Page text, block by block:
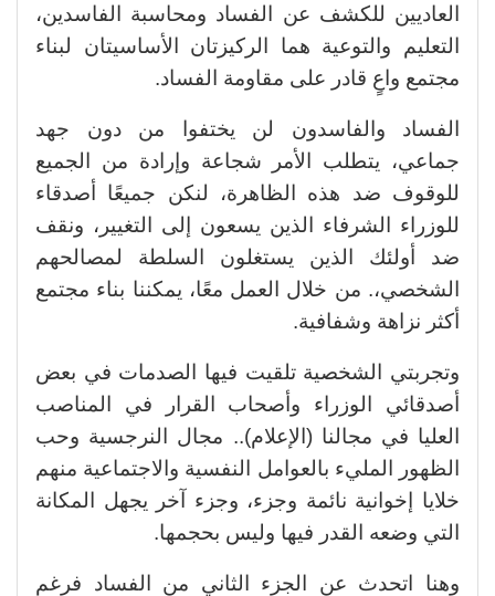
العاديين للكشف عن الفساد ومحاسبة الفاسدين،
التعليم والتوعية هما الركيزتان الأساسيتان لبناء
مجتمع واعٍ قادر على مقاومة الفساد.
الفساد والفاسدون لن يختفوا من دون جهد
جماعي، يتطلب الأمر شجاعة وإرادة من الجميع
للوقوف ضد هذه الظاهرة، لنكن جميعًا أصدقاء
للوزراء الشرفاء الذين يسعون إلى التغيير، ونقف
ضد أولئك الذين يستغلون السلطة لمصالحهم
الشخصي،. من خلال العمل معًا، يمكننا بناء مجتمع
أكثر نزاهة وشفافية.
وتجربتي الشخصية تلقيت فيها الصدمات في بعض
أصدقائي الوزراء وأصحاب القرار في المناصب
العليا في مجالنا (الإعلام).. مجال النرجسية وحب
الظهور المليء بالعوامل النفسية والاجتماعية منهم
خلايا إخوانية نائمة وجزء، وجزء آخر يجهل المكانة
التي وضعه القدر فيها وليس بحجمها.
وهنا اتحدث عن الجزء الثاني من الفساد فرغم